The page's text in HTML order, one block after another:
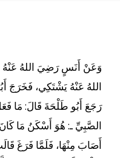
وَعَنْ أَنَسٍ رَضِيَ اللهُ عَنْهُ
اللهُ عَنْهُ يَشْتَكِي، فَخَرَجَ
رَجَعَ أَبُو طَلْحَةَ قَالَ: مَا
الصَّبِيِّ ـ: هُوَ أَسْكَنُ مَا
أَصَابَ مِنْهَا، فَلَمَّا فَرَغَ